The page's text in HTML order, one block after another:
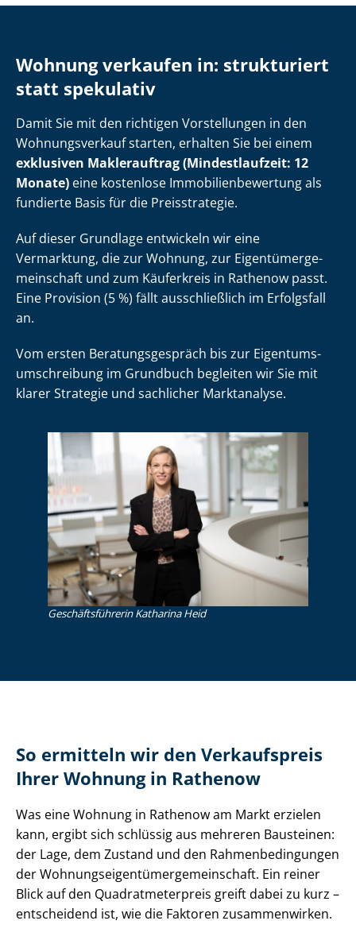
Wohnung verkaufen in: strukturiert
statt spekulativ
Damit Sie mit den richtigen Vorstellungen in den
Wohnungsverkauf starten, erhalten Sie bei einem
exklusiven Maklerauftrag (Mindestlaufzeit: 12
Monate) eine kostenlose Im­mo­bi­li­en­be­wer­tung als
fundierte Basis für die Preisstrategie.
Auf dieser Grundlage entwickeln wir eine
Vermarktung, die zur Wohnung, zur Ei­gen­tü­mer­ge­
mein­schaft und zum Käuferkreis in Rathenow passt.
Eine Provision (5 %) fällt ausschließlich im Erfolgsfall
an.
Vom ersten Be­ra­tungs­ge­spräch bis zur Ei­gen­tums­
um­schrei­bung im Grundbuch begleiten wir Sie mit
klarer Strategie und sachlicher Marktanalyse.
Ge­schäfts­füh­re­rin Katharina Heid
So ermitteln wir den Verkaufspreis
Ihrer Wohnung in Rathenow
Was eine Wohnung in Rathenow am Markt erzielen
kann, ergibt sich schlüssig aus mehreren Bausteinen:
der Lage, dem Zustand und den Rah­men­be­din­gun­gen
der Woh­nungs­ei­gen­tü­mer­ge­mein­schaft. Ein reiner
Blick auf den Qua­drat­me­ter­preis greift dabei zu kurz –
entscheidend ist, wie die Faktoren zusammenwirken.